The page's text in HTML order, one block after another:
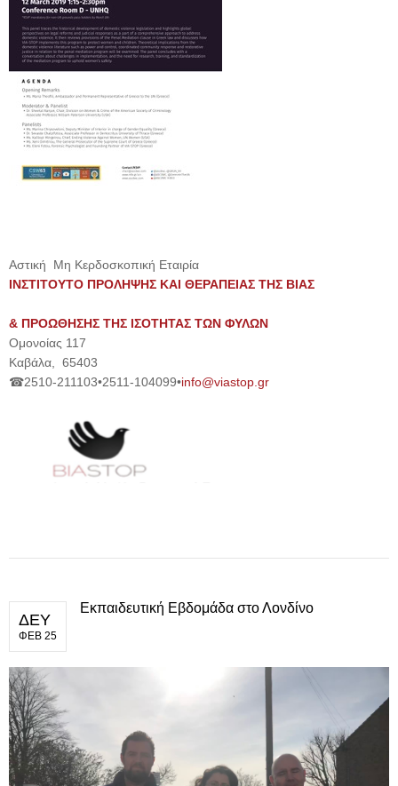
Αστική Μη Κερδοσκοπική Εταιρία
ΙΝΣΤΙΤΟΥΤΟ ΠΡΟΛΗΨΗΣ ΚΑΙ ΘΕΡΑΠΕΙΑΣ ΤΗΣ ΒΙΑΣ
& ΠΡΟΩΘΗΣΗΣ ΤΗΣ ΙΣΟΤΗΤΑΣ ΤΩΝ ΦΥΛΩΝ
Ομονοίας 117
Καβάλα, 65403
☎2510-211103•2511-104099•info@viastop.gr
ΔΕΥ
ΦΕΒ 25
Εκπαιδευτική Εβδομάδα στο Λονδίνο